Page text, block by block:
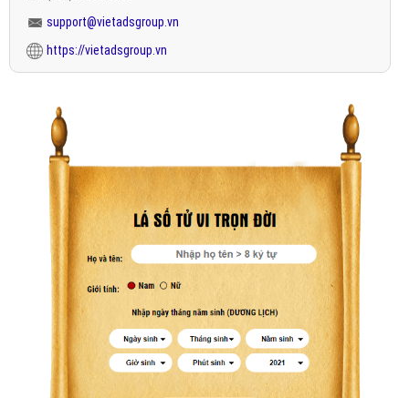
support@vietadsgroup.vn
https://vietadsgroup.vn